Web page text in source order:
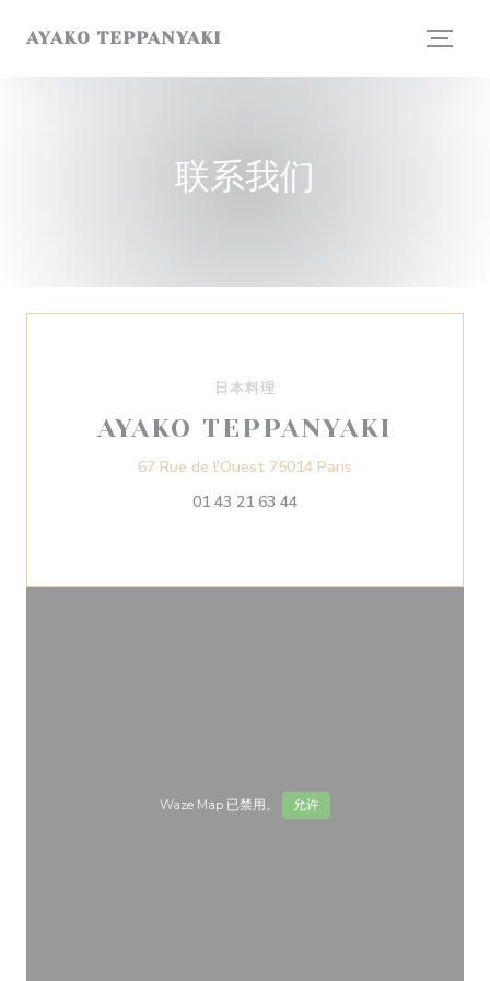
AYAKO TEPPANYAKI
联系我们
日本料理
AYAKO TEPPANYAKI
67 Rue de l'Ouest 75014 Paris
01 43 21 63 44
Waze Map 已禁用。 允许